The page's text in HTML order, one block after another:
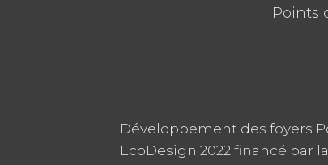
Points
Développement des foyers
EcoDesign 2022 financé par